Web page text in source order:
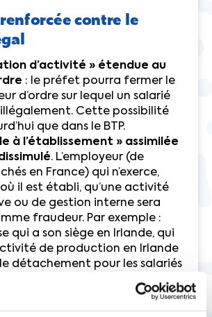
contre le
d’activité » étendue au
: le préfet pourra fermer le
d’ordre sur lequel un salarié
Cette possibilité
que dans le BTP.
à l’établissement » assimilée
. L’employeur (de
en France) qui n’exerce,
il est établi, qu’une activité
ou de gestion interne sera
fraudeur. Par exemple :
qui a son siège en Irlande, qui
de production en Irlande
détachement pour les salariés
dans ses usines installées en
noire »sera mise en ligne par le